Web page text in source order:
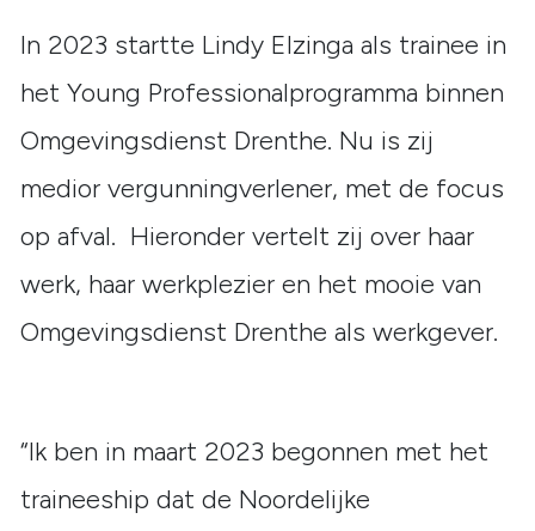
In 2023 startte Lindy Elzinga als trainee in
het Young Professionalprogramma binnen
Omgevingsdienst Drenthe. Nu is zij
medior vergunningverlener, met de focus
op afval. Hieronder vertelt zij over haar
werk, haar werkplezier en het mooie van
Omgevingsdienst Drenthe als werkgever.
“Ik ben in maart 2023 begonnen met het
traineeship dat de Noordelijke